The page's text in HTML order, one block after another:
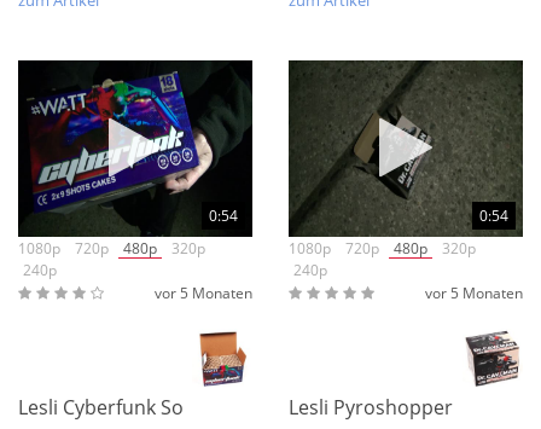
0:54
1080p
720p 480p
320p
240p
vor 5 Monaten
Lesli Cyberfunk Sortimentsbox 2er
0:54
1080p
720p 480p
320p
240p
vor 5 Monaten
Lesli Pyroshopper Dr.